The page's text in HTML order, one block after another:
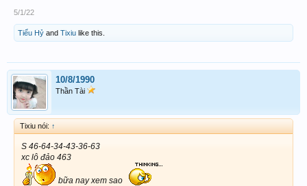
5/1/22
Tiểu Hỷ and Tixiu like this.
10/8/1990
Thần Tài
Tixiu nói: ↑
S 46-64-34-43-36-63
xc lô đảo 463
bữa nay xem sao